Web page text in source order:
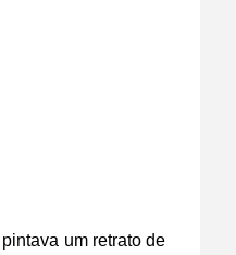
um retrato de